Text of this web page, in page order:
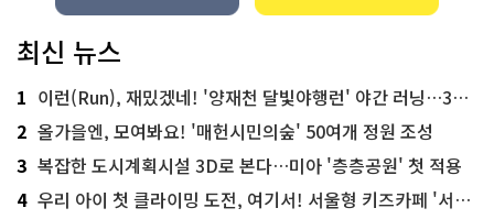
최신 뉴스
1 이런(Run), 재밌겠네! '양재천 달빛야행런' 야간 러닝…300명 모집
2 올가을엔, 모여봐요! '매헌시민의숲' 50여개 정원 조성
3 복잡한 도시계획시설 3D로 본다…미아 '층층공원' 첫 적용
4 우리 아이 첫 클라이밍 도전, 여기서! 서울형 키즈카페 '서울가족플라자점'